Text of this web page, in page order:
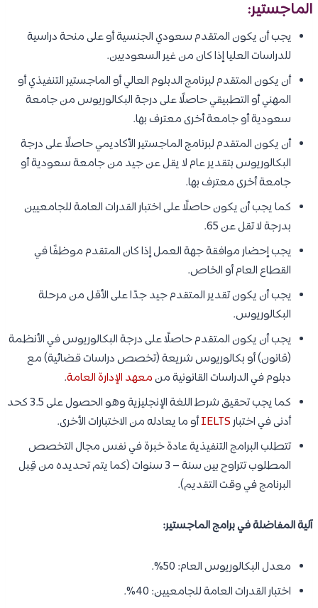
الماجستير:
يجب أن يكون المتقدم سعودي الجنسية أو على منحة دراسية
للدراسات العليا إذا كان من غير السعوديين.
أن يكون المتقدم لبرنامج الدبلوم العالي أو الماجستير التنفيذي أو
المهني أو التطبيقي حاصلًا على درجة البكالوريوس من جامعة
سعودية أو جامعة أخرى معترف بها.
أن يكون المتقدم لبرنامج الماجستير الأكاديمي حاصلًا على درجة
البكالوريوس بتقدير عام لا يقل عن جيد من جامعة سعودية أو
جامعة أخرى معترف بها.
كما يجب أن يكون حاصلًا على اختبار القدرات العامة للجامعيين
بدرجة لا تقل عن 65.
يجب إحضار موافقة جهة العمل إذا كان المتقدم موظفًا في
القطاع العام أو الخاص.
يجب أن يكون تقدير المتقدم جيد جدًا على الأقل من مرحلة
البكالوريوس.
يجب أن يكون المتقدم حاصلًا على درجة البكالوريوس في الأنظمة
(قانون) أو بكالوريوس شريعة (تخصص دراسات قضائية) مع
دبلوم في الدراسات القانونية منمعهد الإدارة العامة.
كما يجب تحقيق شرط اللغة الإنجليزية وهو الحصول على 3.5 كحد
أدنى في اختبارIELTSأو ما يعادله من الاختبارات الأخرى.
تتطلب البرامج التنفيذية عادة خبرة في نفس مجال التخصص
المطلوب تتراوح بين سنة – 3 سنوات (كما يتم تحديده من قِبل
البرنامج في وقت التقديم).
آلية المفاضلة في برامج الماجستير:
معدل البكالوريوس العام: 50%.
اختبار القدرات العامة للجامعيين: 40%.